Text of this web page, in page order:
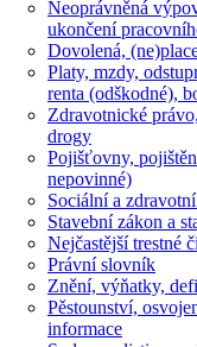
Neoprávněná
ukončení
Dovolená,
Platy, mzdy,
renta (odškodné),
Zdravotnické
drogy
Pojišťovny,
nepovinné)
Sociální a
Stavební zákon a
Nejčastější trestné
Právní slovník
Znění, výňatky,
Pěstounství,
informace